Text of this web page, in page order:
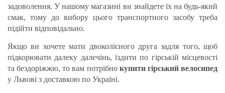
задоволення. У нашому магазині ви знайдете їх на будь-який
смак, тому до вибору цього транспортного засобу треба
підійти відповідально.
Якщо ви хочете мати двоколісного друга задля того, щоб
підкорювати далеку далечінь, їздити по гірській місцевості
та бездоріжжю, то вам потрібно купити гірський велосипед
у Львові з доставкою по Україні.